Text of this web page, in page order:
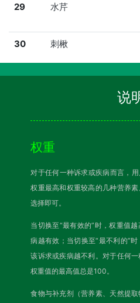
29 水芹
30 刺楸
说
权重
对于任何一种诉求或疾病而言，
权重最高和权重较高的几种营养
选择即可。
当切换至“最有效的”时，权重值
病越有效；当切换至“最不利的”
该诉求或疾病越不利。对于任何
权重值的最高值总是100。
食物与补充剂（营养素、天然提